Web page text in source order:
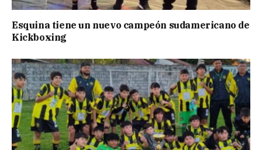
Esquina tiene un nuevo campeón sudamericano de
Kickboxing